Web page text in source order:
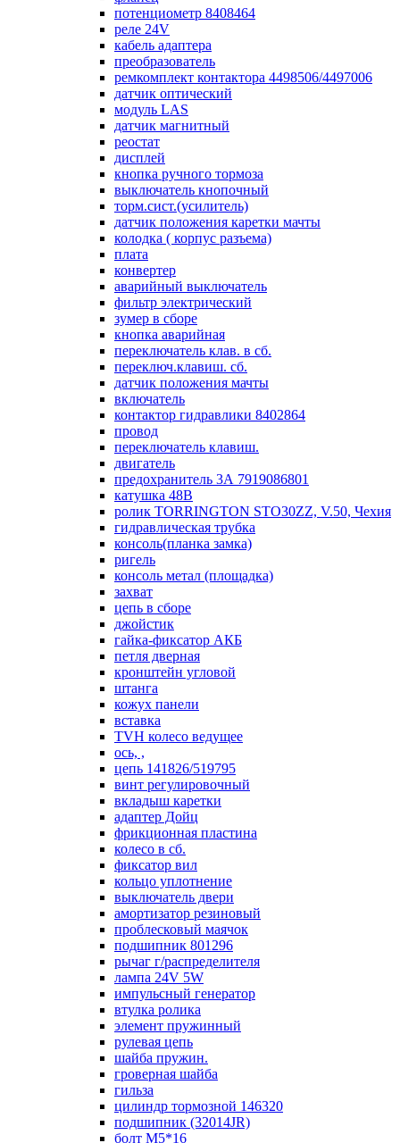
потенциометр 8408464
реле 24V
кабель адаптера
преобразователь
ремкомплект контактора 4498506/4497006
датчик оптический
модуль LAS
датчик магнитный
реостат
дисплей
кнопка ручного тормоза
выключатель кнопочный
торм.сист.(усилитель)
датчик положения каретки мачты
колодка ( корпус разъема)
плата
конвертер
аварийный выключатель
фильтр электрический
зумер в сборе
кнопка аварийная
переключатель клав. в сб.
переключ.клавиш. сб.
датчик положения мачты
включатель
контактор гидравлики 8402864
провод
переключатель клавиш.
двигатель
предохранитель 3А 7919086801
катушка 48В
ролик TORRINGTON STO30ZZ, V.50, Чехия
гидравлическая трубка
консоль(планка замка)
ригель
консоль метал (площадка)
захват
цепь в сборе
джойстик
гайка-фиксатор АКБ
петля дверная
кронштейн угловой
штанга
кожух панели
вставка
TVH колесо ведущее
ось, ,
цепь 141826/519795
винт регулировочный
вкладыш каретки
адаптер Дойц
фрикционная пластина
колесо в сб.
фиксатор вил
кольцо уплотнение
выключатель двери
амортизатор резиновый
проблесковый маячок
подшипник 801296
рычаг г/распределителя
лампа 24V 5W
импульсный генератор
втулка ролика
элемент пружинный
рулевая цепь
шайба пружин.
гроверная шайба
гильза
цилиндр тормозной 146320
подшипник (32014JR)
болт М5*16